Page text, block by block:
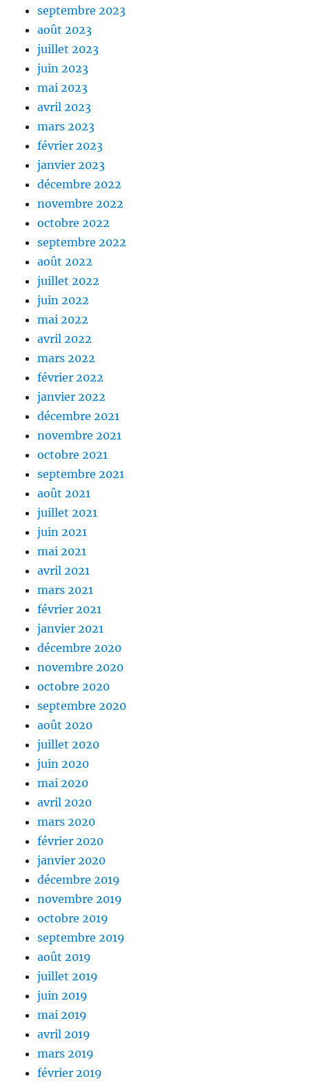
septembre 2023
août 2023
juillet 2023
juin 2023
mai 2023
avril 2023
mars 2023
février 2023
janvier 2023
décembre 2022
novembre 2022
octobre 2022
septembre 2022
août 2022
juillet 2022
juin 2022
mai 2022
avril 2022
mars 2022
février 2022
janvier 2022
décembre 2021
novembre 2021
octobre 2021
septembre 2021
août 2021
juillet 2021
juin 2021
mai 2021
avril 2021
mars 2021
février 2021
janvier 2021
décembre 2020
novembre 2020
octobre 2020
septembre 2020
août 2020
juillet 2020
juin 2020
mai 2020
avril 2020
mars 2020
février 2020
janvier 2020
décembre 2019
novembre 2019
octobre 2019
septembre 2019
août 2019
juillet 2019
juin 2019
mai 2019
avril 2019
mars 2019
février 2019